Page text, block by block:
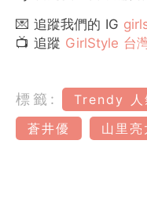
💌 追蹤我們的 IG
📺 追蹤 GirlStyle 台
標籤: Trendy 人
蒼井優
山里亮